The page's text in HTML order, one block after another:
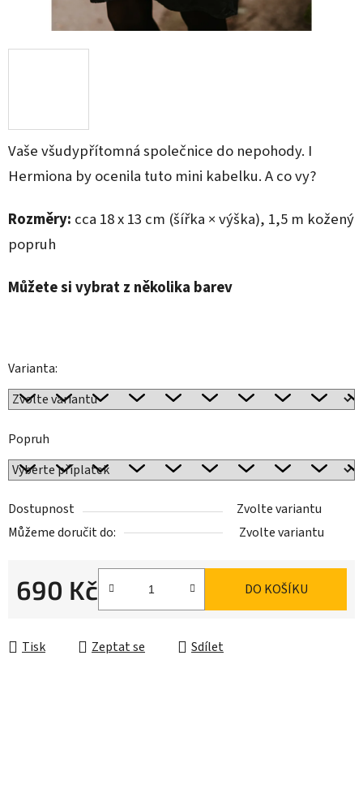
Vaše všudypřítomná společnice do nepohody. I
Hermiona by ocenila tuto mini kabelku. A co vy?
Rozměry: cca 18 x 13 cm (šířka × výška), 1,5 m kožený
popruh
Můžete si vybrat z několika barev
Varianta:
Popruh
Dostupnost
Zvolte variantu
Můžeme doručit do:
Zvolte variantu
690 Kč DO KOŠÍKU
Tisk Zeptat se Sdílet